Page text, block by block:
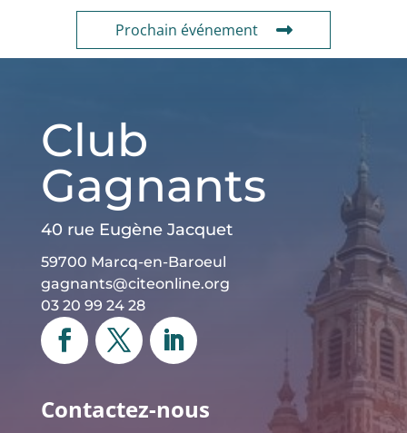
Prochain événement
Club
Gagnants
40 rue Eugène Jacquet
59700 Marcq-en-Baroeul
gagnants@citeonline.org
03 20 99 24 28
Contactez-nous